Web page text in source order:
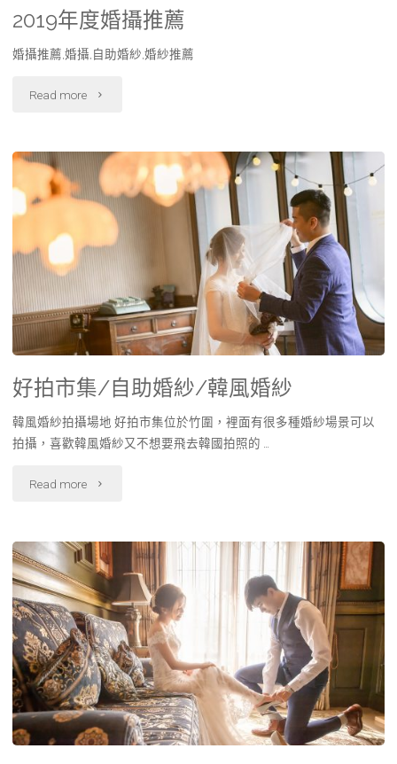
2019年度婚攝推薦
婚攝推薦,婚攝,自助婚紗,婚紗推薦
Read more
好拍市集/自助婚紗/韓風婚紗
韓風婚紗拍攝場地 好拍市集位於竹圍，裡面有很多種婚紗場景可以
拍攝，喜歡韓風婚紗又不想要飛去韓國拍照的 …
Read more